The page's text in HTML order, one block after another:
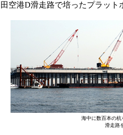
田空港D滑走路で培ったプラッ
海中に数百本の
滑走路